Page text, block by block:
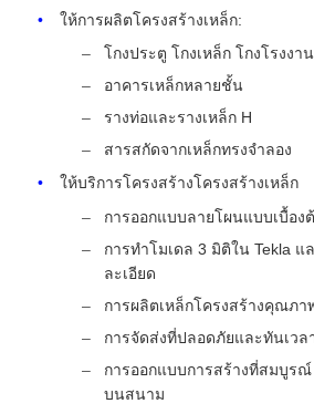
ให้การผลิตโครงสร้างเหล็ก:
โกงประตู โกงเหล็ก โกงโรงงาน
อาคารเหล็กหลายชั้น
รางท่อและรางเหล็ก H
สารสกัดจากเหล็กทรงจําลอง
ให้บริการโครงสร้างโครงสร้างเหล็ก
การออกแบบลายโผนแบบเบื้อง
การทําโมเดล 3 มิติใน Tekla แ
ละเอียด
การผลิตเหล็กโครงสร้างคุณภา
การจัดส่งที่ปลอดภัยและทันเวล
การออกแบบการสร้างที่สมบูร
บนสนาม